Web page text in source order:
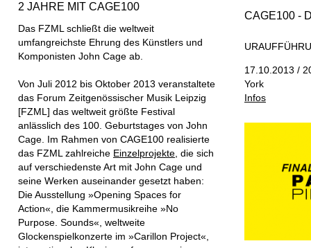
2 JAHRE MIT CAGE100
Das FZML schließt die weltweit
umfangreichste Ehrung des Künstlers und
Komponisten John Cage ab.
Von Juli 2012 bis Oktober 2013 veranstaltete
das Forum Zeitgenössischer Musik Leipzig
[FZML] das weltweit größte Festival
anlässlich des 100. Geburtstages von John
Cage. Im Rahmen von CAGE100 realisierte
das FZML zahlreiche Einzelprojekte , die sich
auf verschiedenste Art mit John Cage und
seine Werken auseinander gesetzt haben:
Die Ausstellung »Opening Spaces for
Action«, die Kammermusikreihe »No
Purpose. Sounds«, weltweite
Glockenspielkonzerte im »Carillon Project«,
CAGE100 -
17.10.2013 /
York
Infos